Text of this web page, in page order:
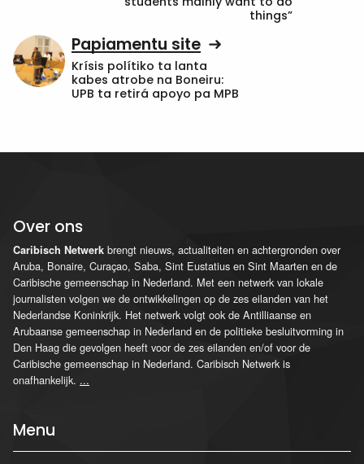
things”
Papiamentu site
Krísis polítiko ta lanta
kabes atrobe na Boneiru:
UPB ta retirá apoyo pa MPB
Over ons
Caribisch Netwerk brengt nieuws, actualiteiten en achtergronden over
Aruba, Bonaire, Curaçao, Saba, Sint Eustatius en Sint Maarten en de
Caribische gemeenschap in Nederland. Met een netwerk van lokale
journalisten volgen we de ontwikkelingen op de zes eilanden van het
Nederlandse Koninkrijk. Het netwerk volgt ook de Antilliaanse en
Arubaanse gemeenschap in Nederland en de politieke besluitvorming in
Den Haag die gevolgen heeft voor de zes eilanden en/of voor de
Caribische gemeenschap in Nederland. Caribisch Netwerk is
onafhankelijk. ...
Menu